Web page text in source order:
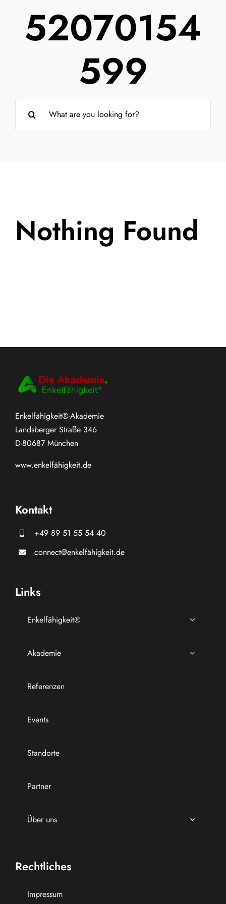
Über uns
52070154
599
nach:
Nothing Found
Enkelfähigkeit®-Akademie
Landsberger Straße 346
D-80687 München
www.enkelfähigkeit.de
Kontakt
+49 89 51 55 54 40
connect@enkelfähigkeit.de
Links
Enkelfähigkeit®
Akademie
Referenzen
Events
Standorte
Partner
Über uns
Rechtliches
Impressum